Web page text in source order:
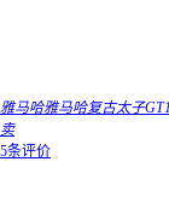
雅马哈雅马哈复古太子
卖
5条评价